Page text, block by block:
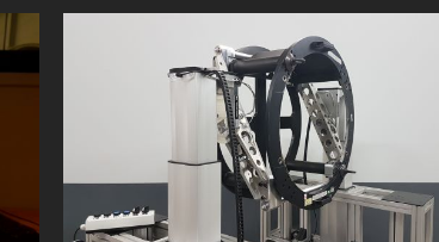
MACHINES SPÉCIALES